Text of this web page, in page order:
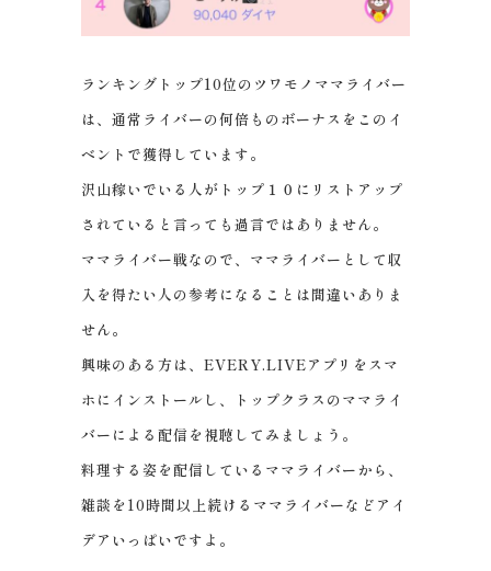
ランキングトップ10位のツワモノママライバー
は、通常ライバーの何倍ものボーナスをこのイ
ベントで獲得しています。
沢山稼いでいる人がトップ１０にリストアップ
されていると言っても過言ではありません。
ママライバー戦なので、ママライバーとして収
入を得たい人の参考になることは間違いありま
せん。
興味のある方は、EVERY.LIVEアプリをスマ
ホにインストールし、トップクラスのママライ
バーによる配信を視聴してみましょう。
料理する姿を配信しているママライバーから、
雑談を10時間以上続けるママライバーなどアイ
デアいっぱいですよ。